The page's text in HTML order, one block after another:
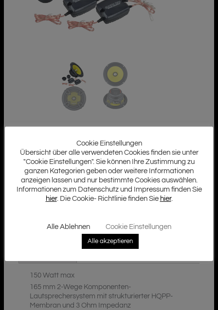
Zusätzliche Informationen
150 Watt max
165 mm 2-Wege Komponenten-
Lautsprechersystem mit strukturierter HQPP-
Membran und 3 Ohm Impedanz
Cookie Einstellungen
Übersicht über alle verwendeten Cookies finden sie unter
"Cookie Einstellungen". Sie können Ihre Zustimmung zu
ganzen Kategorien geben oder weitere Informationen
anzeigen lassen und nur bestimmte Cookies auswählen.
Informationen zum Datenschutz und Impressum finden Sie
hier. Die Cookie- Richtlinie finden Sie hier.
Alle Ablehnen Cookie Einstellungen
Alle akzeptieren